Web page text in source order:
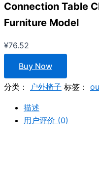
Connection Table
Furniture Model
¥76.52
Buy Now
分类： 户外椅子 标签：
描述
用户评价 (0)